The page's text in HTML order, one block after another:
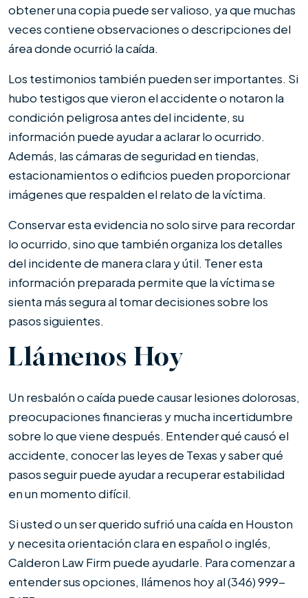
obtener una copia puede ser valioso, ya que muchas
veces contiene observaciones o descripciones del
área donde ocurrió la caída.
Los testimonios también pueden ser importantes. Si
hubo testigos que vieron el accidente o notaron la
condición peligrosa antes del incidente, su
información puede ayudar a aclarar lo ocurrido.
Además, las cámaras de seguridad en tiendas,
estacionamientos o edificios pueden proporcionar
imágenes que respalden el relato de la víctima.
Conservar esta evidencia no solo sirve para recordar
lo ocurrido, sino que también organiza los detalles
del incidente de manera clara y útil. Tener esta
información preparada permite que la víctima se
sienta más segura al tomar decisiones sobre los
pasos siguientes.
Llámenos Hoy
Un resbalón o caída puede causar lesiones dolorosas,
preocupaciones financieras y mucha incertidumbre
sobre lo que viene después. Entender qué causó el
accidente, conocer las leyes de Texas y saber qué
pasos seguir puede ayudar a recuperar estabilidad
en un momento difícil.
Si usted o un ser querido sufrió una caída en Houston
y necesita orientación clara en español o inglés,
Calderon Law Firm puede ayudarle. Para comenzar a
entender sus opciones, llámenos hoy al (346) 999-